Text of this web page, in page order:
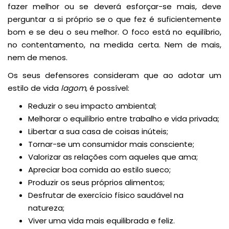
fazer melhor ou se deverá esforçar-se mais, deve
perguntar a si próprio se o que fez é suficientemente
bom e se deu o seu melhor. O foco está no equilíbrio,
no contentamento, na medida certa. Nem de mais,
nem de menos.
Os seus defensores consideram que ao adotar um
estilo de vida lagom, é possível:
Reduzir o seu impacto ambiental;
Melhorar o equilíbrio entre trabalho e vida privada;
Libertar a sua casa de coisas inúteis;
Tornar-se um consumidor mais consciente;
Valorizar as relações com aqueles que ama;
Apreciar boa comida ao estilo sueco;
Produzir os seus próprios alimentos;
Desfrutar de exercício físico saudável na
natureza;
Viver uma vida mais equilibrada e feliz.